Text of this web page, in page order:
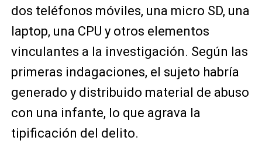
dos teléfonos móviles, una micro SD, una
laptop, una CPU y otros elementos
vinculantes a la investigación. Según las
primeras indagaciones, el sujeto habría
generado y distribuido material de abuso
con una infante, lo que agrava la
tipificación del delito.